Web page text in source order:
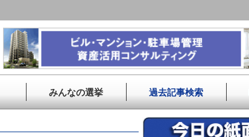
みんなの選挙 過去記事検索